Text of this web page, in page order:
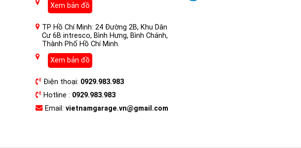
Xem bản đồ
TP Hồ Chí Minh: 24 Đường 2B, Khu Dân
Cư 6B intresco, Bình Hưng, Bình Chánh,
Thành Phố Hồ Chí Minh.
Xem bản đồ
Điện thoại: 0929.983.983
Hotline : 0929.983.983
Email: vietnamgarage.vn@gmail.com